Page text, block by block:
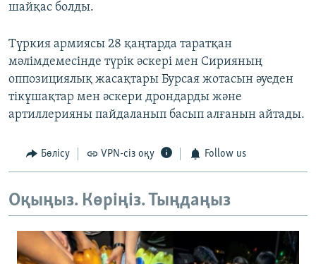
шайқас болды.
Түркия армиясы 28 қаңтарда таратқан
мәлімдемесінде түрік әскері мен Сирияның
оппозициялық жасақтары Бурсая жотасын әуеден
тікұшақтар мен әскери дрондарды және
артиллерияны пайдаланып басып алғанын айтады.
Бөлісу VPN-сіз оқу Follow us
Оқыңыз. Көріңіз. Тыңдаңыз